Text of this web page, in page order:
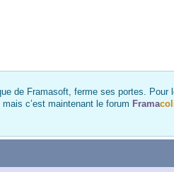
de Framasoft, ferme ses portes.
c’est maintenant le forum Frama